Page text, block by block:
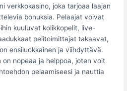
verkkokasino, joka tarjoaa laajan
bonuksia. Pelaajat voivat
kuuluvat kolikkopelit, live-
pelitoimittajat takaavat,
ensiluokkainen ja viihdyttävä.
on nopeaa ja helppoa, joten voit
pelaamiseesi ja nauttia